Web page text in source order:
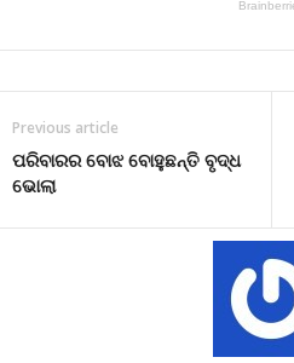
Previous article
ପରିବାରର ବୋଝ ବୋହୁଛନ୍ତି ବୃଦ୍ଧ
ଭୋଲା